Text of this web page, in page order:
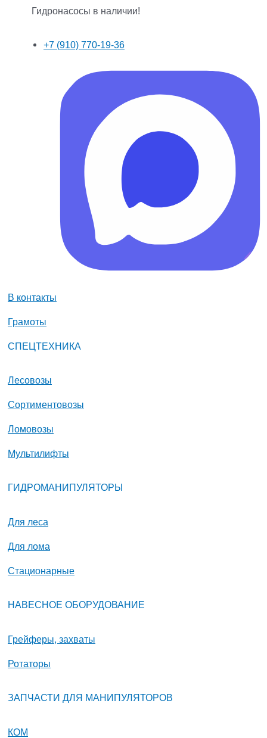
Гидронасосы в наличии!
+7 (910) 770-19-36
В контакты
Грамоты
СПЕЦТЕХНИКА
Лесовозы
Сортиментовозы
Ломовозы
Мультилифты
ГИДРОМАНИПУЛЯТОРЫ
Для леса
Для лома
Стационарные
НАВЕСНОЕ ОБОРУДОВАНИЕ
Грейферы, захваты
Ротаторы
ЗАПЧАСТИ ДЛЯ МАНИПУЛЯТОРОВ
КОМ